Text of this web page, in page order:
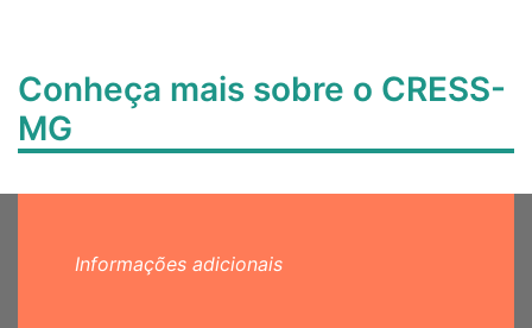
Conheça mais sobre o CRESS-
MG
Informações adicionais